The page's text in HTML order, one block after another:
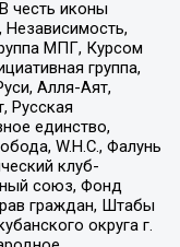
честь иконы
МПГ, Курсом
группа,
Алля-Аят,
Русская
единство,
W.H.С., Фалунь
клуб-
союз, Фонд
граждан, Штабы
округа г.